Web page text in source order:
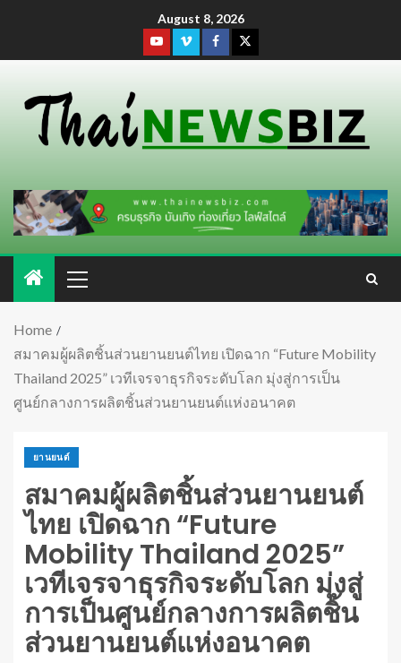
August 8, 2026
Home
สมาคมผู้ผลิตชิ้นส่วนยานยนต์ไทย เปิดฉาก “Future Mobility
Thailand 2025” เวทีเจรจาธุรกิจระดับโลก มุ่งสู่การเป็น
ศูนย์กลางการผลิตชิ้นส่วนยานยนต์แห่งอนาคต
ยานยนต์
สมาคมผู้ผลิตชิ้นส่วนยานยนต์
ไทย เปิดฉาก “Future
Mobility Thailand 2025”
เวทีเจรจาธุรกิจระดับโลก มุ่งสู่
การเป็นศูนย์กลางการผลิตชิ้น
ส่วนยานยนต์แห่งอนาคต